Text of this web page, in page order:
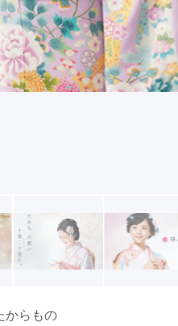
からもの